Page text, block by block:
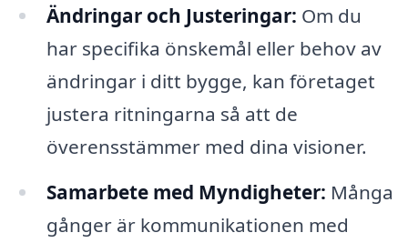
Ändringar och Justeringar: Om du
har specifika önskemål eller behov av
ändringar i ditt bygge, kan företaget
justera ritningarna så att de
överensstämmer med dina visioner.
Samarbete med Myndigheter: Många
gånger är kommunikationen med